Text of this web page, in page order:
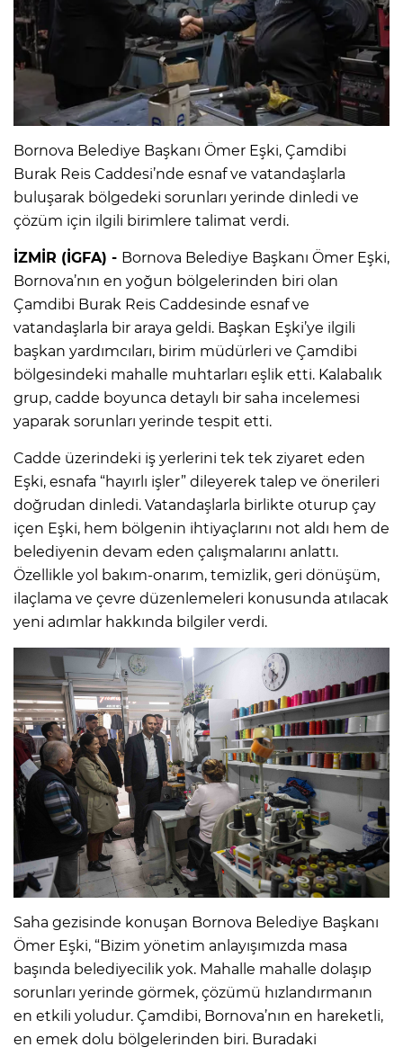
Bornova Belediye Başkanı Ömer Eşki, Çamdibi
Burak Reis Caddesi’nde esnaf ve vatandaşlarla
buluşarak bölgedeki sorunları yerinde dinledi ve
çözüm için ilgili birimlere talimat verdi.
İZMİR (İGFA) - Bornova Belediye Başkanı Ömer Eşki,
Bornova’nın en yoğun bölgelerinden biri olan
Çamdibi Burak Reis Caddesinde esnaf ve
vatandaşlarla bir araya geldi. Başkan Eşki’ye ilgili
başkan yardımcıları, birim müdürleri ve Çamdibi
bölgesindeki mahalle muhtarları eşlik etti. Kalabalık
grup, cadde boyunca detaylı bir saha incelemesi
yaparak sorunları yerinde tespit etti.
Cadde üzerindeki iş yerlerini tek tek ziyaret eden
Eşki, esnafa “hayırlı işler” dileyerek talep ve önerileri
doğrudan dinledi. Vatandaşlarla birlikte oturup çay
içen Eşki, hem bölgenin ihtiyaçlarını not aldı hem de
belediyenin devam eden çalışmalarını anlattı.
Özellikle yol bakım-onarım, temizlik, geri dönüşüm,
ilaçlama ve çevre düzenlemeleri konusunda atılacak
yeni adımlar hakkında bilgiler verdi.
Saha gezisinde konuşan Bornova Belediye Başkanı
Ömer Eşki, “Bizim yönetim anlayışımızda masa
başında belediyecilik yok. Mahalle mahalle dolaşıp
sorunları yerinde görmek, çözümü hızlandırmanın
en etkili yoludur. Çamdibi, Bornova’nın en hareketli,
en emek dolu bölgelerinden biri. Buradaki